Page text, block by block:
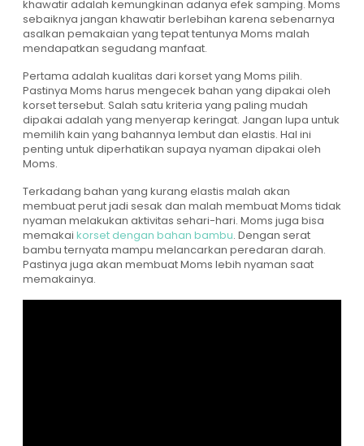
khawatir adalah kemungkinan adanya efek samping. Moms
sebaiknya jangan khawatir berlebihan karena sebenarnya
asalkan pemakaian yang tepat tentunya Moms malah
mendapatkan segudang manfaat.
Pertama adalah kualitas dari korset yang Moms pilih.
Pastinya Moms harus mengecek bahan yang dipakai oleh
korset tersebut. Salah satu kriteria yang paling mudah
dipakai adalah yang menyerap keringat. Jangan lupa untuk
memilih kain yang bahannya lembut dan elastis. Hal ini
penting untuk diperhatikan supaya nyaman dipakai oleh
Moms.
Terkadang bahan yang kurang elastis malah akan
membuat perut jadi sesak dan malah membuat Moms tidak
nyaman melakukan aktivitas sehari-hari. Moms juga bisa
memakai korset dengan bahan bambu. Dengan serat
bambu ternyata mampu melancarkan peredaran darah.
Pastinya juga akan membuat Moms lebih nyaman saat
memakainya.